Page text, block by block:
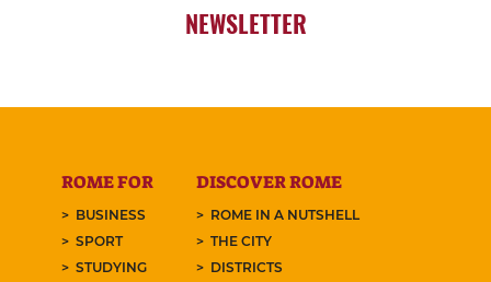
NEWSLETTER
ROME FOR
BUSINESS
SPORT
STUDYING
DISCOVER ROME
ROME IN A NUTSHELL
THE CITY
DISTRICTS